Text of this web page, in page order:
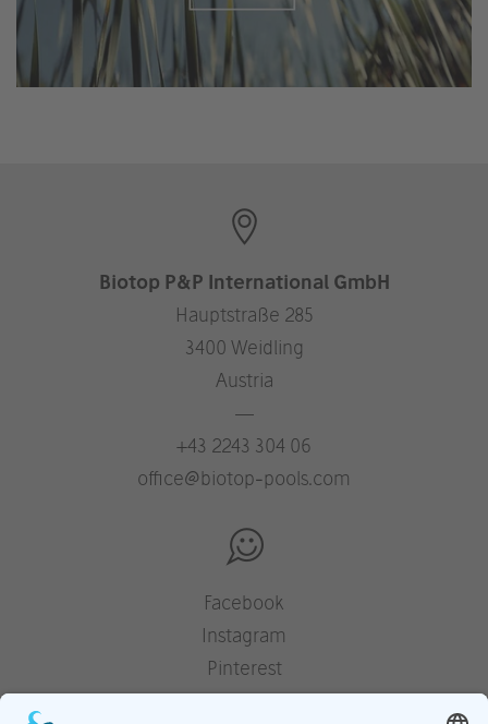
Biotop P&P International GmbH
Hauptstraße 285
3400 Weidling
Austria
—
+43 2243 304 06
office@biotop-pools.com
Facebook
Instagram
Pinterest
Houzz